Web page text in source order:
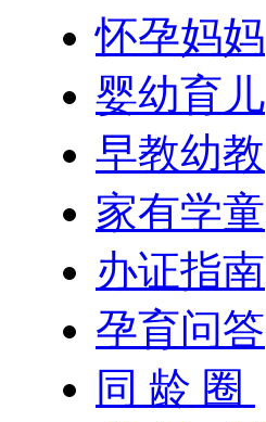
怀孕妈妈
婴幼育儿
早教幼教
家有学童
办证指南
孕育问答
同 龄 圈